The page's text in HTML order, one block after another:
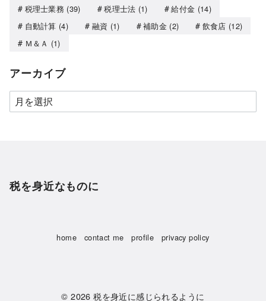
税理士業務 (39) 税理士法 (1) 給付金 (14)
自動計算 (4) 融資 (1) 補助金 (2) 飲食店 (12)
Ｍ＆Ａ (1)
アーカイブ
税を身近なものに
home contact me profile privacy policy
© 2026税を身近に感じられるように